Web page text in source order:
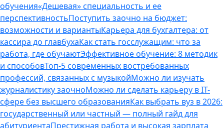
обучения«Дешевая» специальность и ее
перспективностьПоступить заочно на бюджет:
возможности и вариантыКарьера для бухгалтера: от
кассира до главбухаКак стать госслужащим: что за
работа, где обучаютЭффективное обучение: 8 методик
и способовТоп-5 современных востребованных
профессий, связанных с музыкойМожно ли изучать
журналистику заочноМожно ли сделать карьеру в IT-
сфере без высшего образованияКак выбрать вуз в 2026:
государственный или частный — полный гайд для
абитуриентаПрестижная работа и высокая зарплата